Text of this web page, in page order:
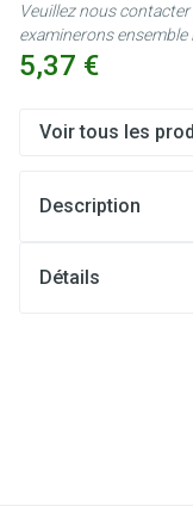
5,37 €
Veuillez nous
examinerons ensemble
Voir tous les
Description
Détails